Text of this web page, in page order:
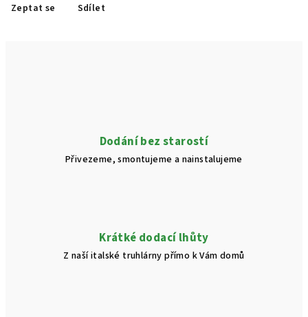
Zeptat se Sdílet
Dodání bez starostí
Přivezeme, smontujeme a nainstalujeme
Krátké dodací lhůty
Z naší italské truhlárny přímo k Vám domů